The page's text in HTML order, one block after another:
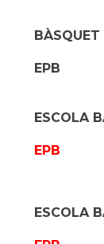
EPB
ESCOLA
EPB
ESCOLA